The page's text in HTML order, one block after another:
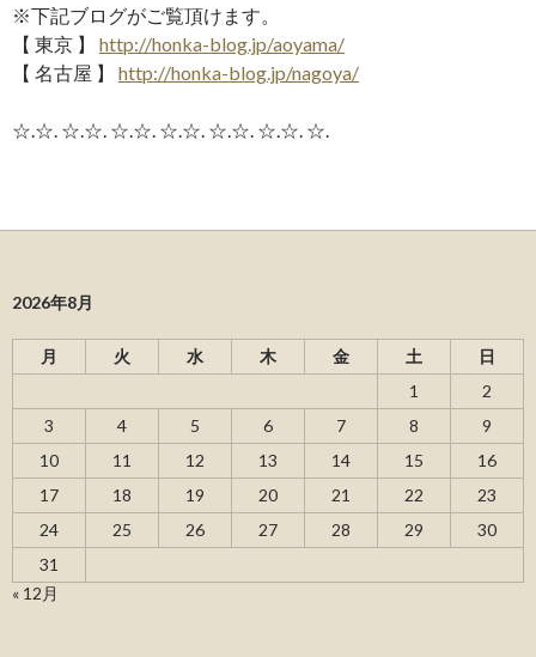
※下記ブログがご覧頂けます。
【 東京 】 http://honka-blog.jp/aoyama/
【 名古屋 】 http://honka-blog.jp/nagoya/
☆.☆. ☆.☆. ☆.☆. ☆.☆. ☆.☆. ☆.☆. ☆.
2026年8月
月 火 水 木 金 土
日
1
2
3
4 5 6 7 8
9
10
11 12 13 14 15
16
17
18 19 20 21 22
23
24
25 26 27 28 29
30
31
« 12月